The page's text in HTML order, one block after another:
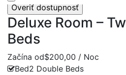
Deluxe Room –
Beds
Začína od$200,00 / Noc
Bed2 Double Beds